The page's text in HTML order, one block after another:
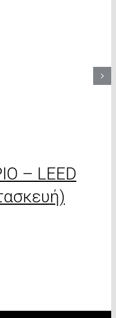
– LEED